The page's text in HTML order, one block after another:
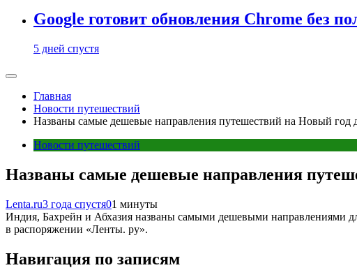
Google готовит обновления Chrome без
5 дней спустя
Главная
Новости путешествий
Названы самые дешевые направления путешествий на Новый год
Новости путешествий
Названы самые дешевые направления
Lenta.ru3 года спустя01 минуты
Индия, Бахрейн и Абхазия названы самыми дешевыми направлениями
в распоряжении «Ленты. ру».
Навигация по записям